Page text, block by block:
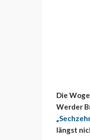
Die
Werder
längst